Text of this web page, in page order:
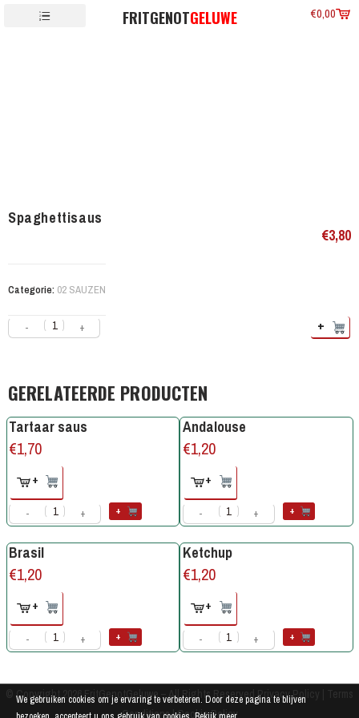
FRITGENOTGELUWE €0,00
Spaghettisaus
€3,80
Categorie: 02 SAUZEN
- + +
GERELATEERDE PRODUCTEN
Tartaar saus
€1,70
+
- + +
Andalouse
€1,20
+
- + +
Brasil
€1,20
+
- + +
Ketchup
€1,20
+
- + +
© Copyright 2026FritGenotGeluwe– All Rights Reserved Privacy Policy
Conditions|Cookie Policy
We gebruiken cookies om je ervaring te verbeteren. Door deze pagina te blijven